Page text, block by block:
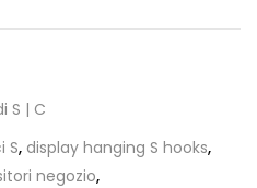
S | C
S, display hanging S hooks,
negozio,